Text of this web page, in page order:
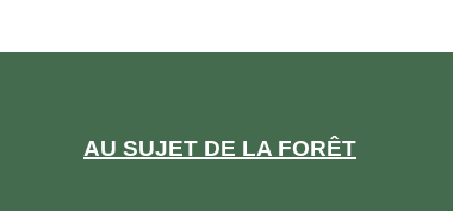
AU SUJET DE LA FORÊT